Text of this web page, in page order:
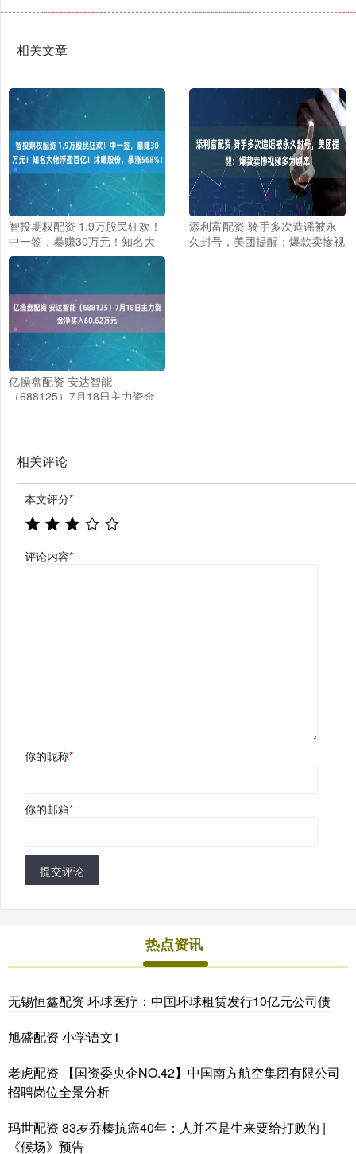
相关文章
智投期权配资 1.9万股民狂欢！
中一签，暴赚30万元！知名大
佬浮盈百亿！沐曦股份，暴涨
568%！
添利富配资 骑手多次造谣被永
久封号，美团提醒：爆款卖惨视
亿操盘配资 安达智能
（688125）7月18日主力资金
相关评论
本文评分*
评论内容*
你的昵称*
你的邮箱*
提交评论
热点资讯
无锡恒鑫配资 环球医疗：中国环球租赁发行10亿元公司债
旭盛配资 小学语文1
老虎配资 【国资委央企NO.42】中国南方航空集团有限公司
招聘岗位全景分析
玛世配资 83岁乔榛抗癌40年：人并不是生来要给打败的 |
《候场》预告